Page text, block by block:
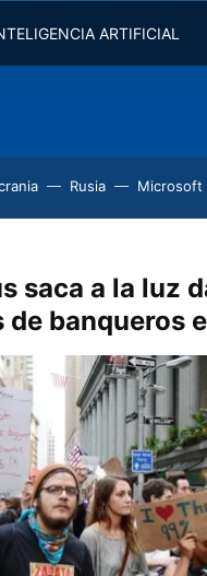
ARTIFICIAL
Rusia Microsoft
saca a la luz
banqueros